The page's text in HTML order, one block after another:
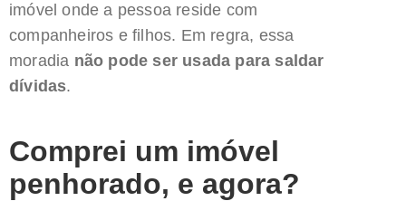
imóvel onde a pessoa reside com
companheiros e filhos. Em regra, essa
moradia não pode ser usada para saldar
dívidas.
Comprei um imóvel
penhorado, e agora?